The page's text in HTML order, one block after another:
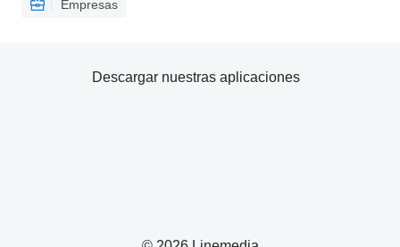
Empresas
Descargar nuestras aplicaciones